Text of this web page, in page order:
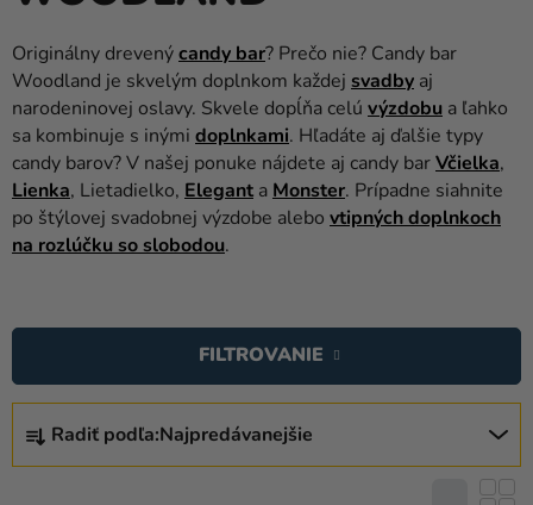
Párty
Výzdoba
a
doplnky
Karnevalové
Pečenie
Novinky
Originálny drevenýcandy bar? Prečo nie? Candy bar
Woodland je skvelým doplnkom každej svadby aj
narodeninovej oslavy. Skvele dopĺňa celú výzdobu a ľahko
sa kombinuje s inými doplnkami. Hľadáte aj ďalšie typy
candy barov? V našej ponuke nájdete aj candy barVčielka,
Lienka, Lietadielko, Elegant a Monster. Prípadne siahnite
po štýlovej svadobnej výzdobe alebo vtipných doplnkoch
na rozlúčku so slobodou.
A
D
Radiť podľa:Najpredávanejšie
FILTROVANIE
Ý
P
I
S
P